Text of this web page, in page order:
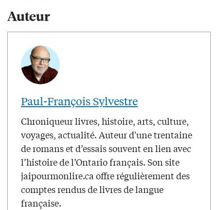
Auteur
Paul-François Sylvestre
Chroniqueur livres, histoire, arts, culture,
voyages, actualité. Auteur d'une trentaine
de romans et d’essais souvent en lien avec
l’histoire de l’Ontario français. Son site
jaipourmonlire.ca offre régulièrement des
comptes rendus de livres de langue
française.